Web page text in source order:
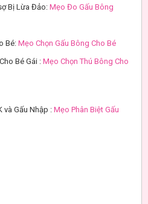
Bị Lừa Đảo: Mẹo Đo Gấu Bông
Bé: Mẹo Chọn Gấu Bông Cho Bé
Bé Gái : Mẹo Chọn Thú Bông Cho
và Gấu Nhập : Mẹo Phân Biệt Gấu